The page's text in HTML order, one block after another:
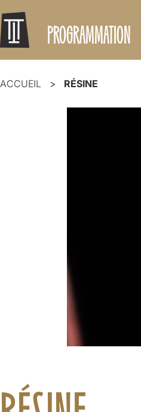
PROGRAMMATION
ACCUEIL RÉSINE